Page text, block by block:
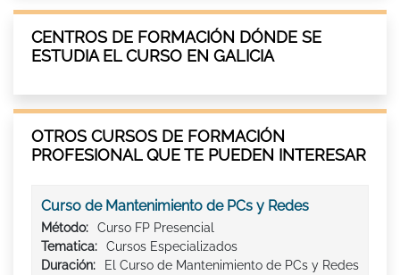
CENTROS DE FORMACIÓN DÓNDE SE
ESTUDIA EL CURSO EN GALICIA
OTROS CURSOS DE FORMACIÓN
PROFESIONAL QUE TE PUEDEN INTERESAR
Curso de Mantenimiento de PCs y Redes
Método:
Curso FP Presencial
Tematica:
Cursos Especializados
Duración:
El Curso de Mantenimiento de PCs y Redes